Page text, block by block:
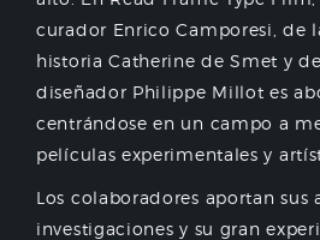
curador Enrico Camporesi, de
historia Catherine de Smet y
diseñador Philippe Millot es
centrándose en un campo a
películas experimentales y
Los colaboradores aportan sus
investigaciones y su gran